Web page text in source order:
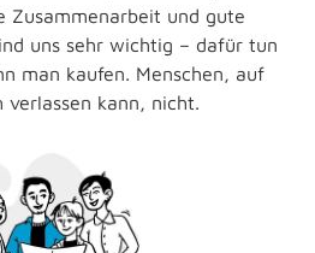
Zusammenarbeit und gute
uns sehr wichtig – dafür tun
man kaufen. Menschen, auf
verlassen kann, nicht.